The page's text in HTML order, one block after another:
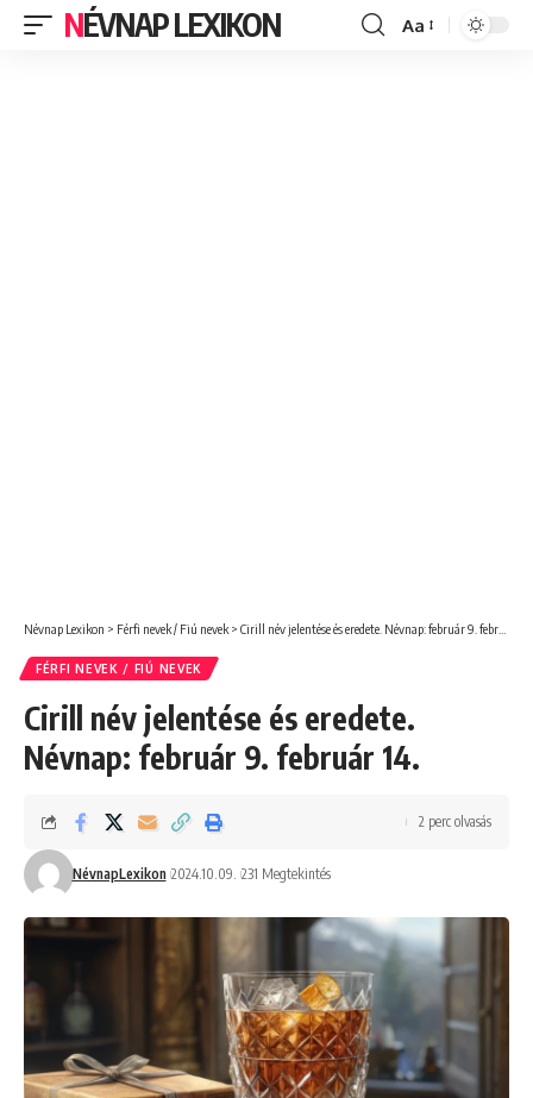
NÉVNAP LEXIKON
Font
Aa
Névnap Lexikon > Férfi nevek / Fiú nevek > Cirill név jelentése és eredete. Névnap: február 9. február 14.
FÉRFI NEVEK / FIÚ NEVEK
Cirill név jelentése és eredete.
Névnap: február 9. február 14.
NévnapLexikon 2024.10.09. 231 Megtekintés
2 perc olvasás